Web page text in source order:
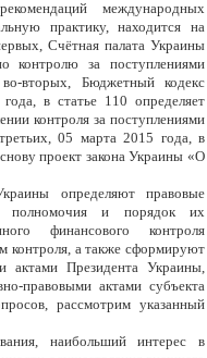
международных
практику, находится на
Счётная палата Украины
контролю за поступлениями
вторых, Бюджетный кодекс
в статье 110 определяет
контроля за поступлениями
05 марта 2015 года, в
проект закона Украины «О
определяют правовые
полномочия и порядок их
финансового контроля
контроля, а также сформируют
актами Президента Украины,
правовыми актами субъекта
рассмотрим указанный
наибольший интерес в